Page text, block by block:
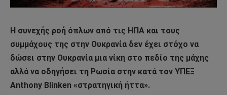
Η συνεχής ροή όπλων από τις ΗΠΑ και τους
συμμάχους της στην Ουκρανία δεν έχει στόχο να
δώσει στην Ουκρανία μια νίκη στο πεδίο της μάχης
αλλά να οδηγήσει τη Ρωσία στην κατά τον ΥΠΕΞ
Anthony Blinken «στρατηγική ήττα».